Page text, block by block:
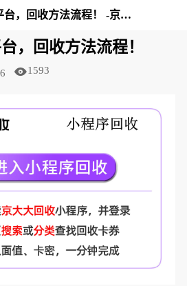
精英宏卡回收平台，回收方法流程！ -京大大回收
，回收方法流程！
1593